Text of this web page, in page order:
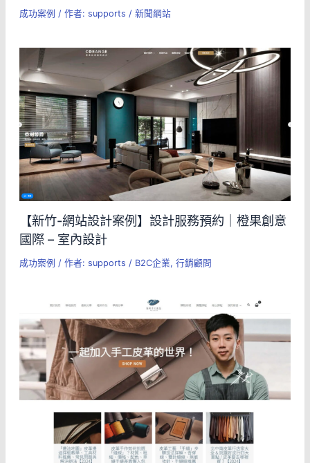
成功案例 / 作者: supports / 新聞網站
【新竹-網站設計案例】設計服務預約｜橙果創意
國際 – 室內設計
成功案例 / 作者: supports / B2C企業, 行銷顧問